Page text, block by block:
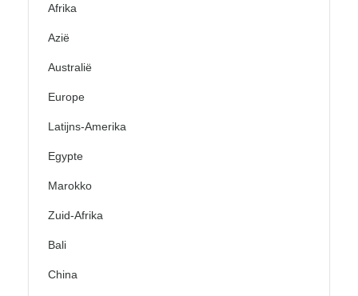
Afrika
Azië
Australië
Europe
Latijns-Amerika
Egypte
Marokko
Zuid-Afrika
Bali
China